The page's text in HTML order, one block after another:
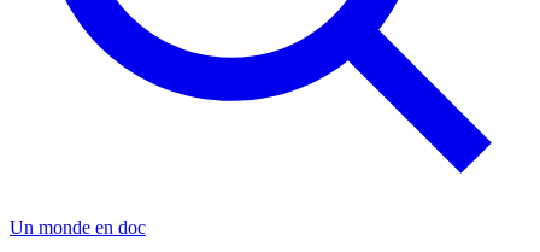
Un monde en doc